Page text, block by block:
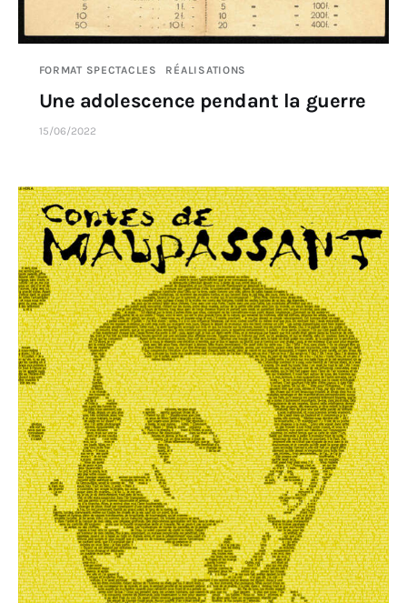
FORMAT SPECTACLES RÉALISATIONS
Une adolescence pendant la guerre
15/06/2022